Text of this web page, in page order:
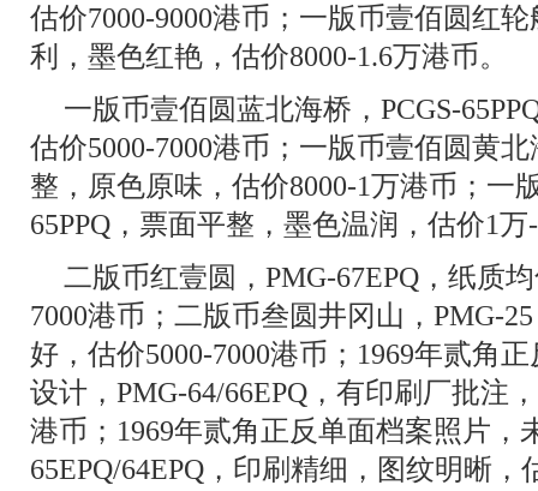
估价7000-9000港币；一版币壹佰圆红
利，墨色红艳，估价8000-1.6万港币。
一版币壹佰圆蓝北海桥，PCGS-
估价5000-7000港币；一版币壹佰圆黄
整，原色原味，估价8000-1万港币；一
65PPQ，票面平整，墨色温润，估价1
二版币红壹圆，PMG-67EPQ，纸质
7000港币；二版币叁圆井冈山，PMG-
好，估价5000-7000港币；1969年贰角
设计，PMG-64/66EPQ，有印刷厂批注
港币；1969年贰角正反单面档案照片，
65EPQ/64EPQ，印刷精细，图纹明晰，